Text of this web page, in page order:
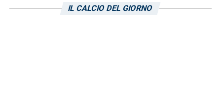
suo desiderio era davvero di arrivare in Italia,
IL CALCIO DEL GIORNO